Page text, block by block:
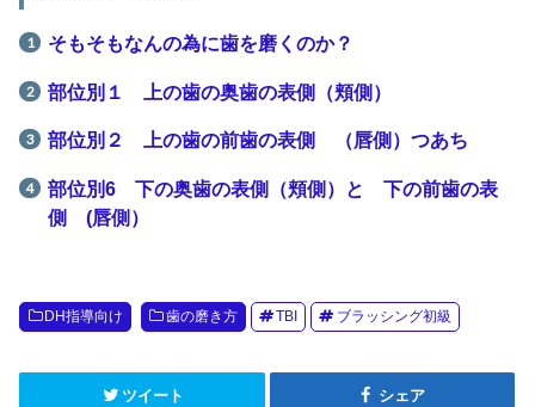
そもそもなんの為に歯を磨くのか？
部位別１ 上の歯の奥歯の表側（頬側）
部位別２ 上の歯の前歯の表側 （唇側）つあち
部位別6 下の奥歯の表側（頬側）と 下の前歯の表
側 (唇側）
DH指導向け 歯の磨き方 TBI ブラッシング初級
ツイート シェア